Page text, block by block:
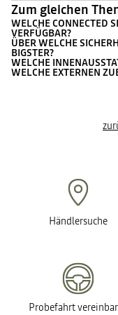
Zum gleichen
WELCHE CONNECTED
VERFÜGBAR?
ÜBER WELCHE
BIGSTER?
WELCHE
WELCHE EXTERNEN
Händlersuche
Probefahrt